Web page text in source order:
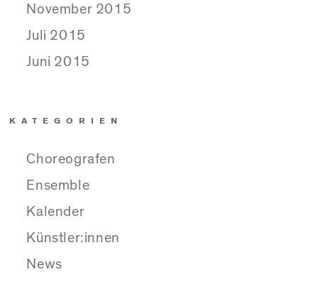
November 2015
Juli 2015
Juni 2015
KATEGORIEN
Choreografen
Ensemble
Kalender
Künstler:innen
News